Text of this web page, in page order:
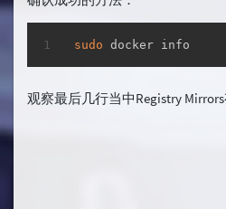
sudo docker info
观察最后几行当中Registry Mirrors